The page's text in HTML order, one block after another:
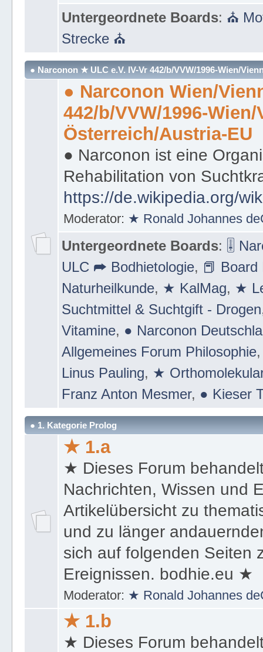
Untergeordnete Boards: ⛪
Strecke ⛪
● Narconon ★ ULC e.V. IV-Vr 442/b/VVW/1996-Wien/
● Narconon Wien/
442/b/VVW/1996-Wien/
Österreich/Austria-EU
● Narconon ist eine
Rehabilitation von
https://de.wikipedia.org/
Moderator: ★ Ronald Johannes
Untergeordnete Boards: 🎚
ULC ➦ Bodhietologie, 📕
Naturheilkunde, ★ KalMag, ★
Suchtmittel & Suchtgift - Drogen
Vitamine, ● Narconon
Allgemeines Forum Philosophie
Linus Pauling, ★
Franz Anton Mesmer, ● Kieser
● 1. Kategorie Prolog
★ 1.a
★ Dieses Forum
Nachrichten, Wissen und
Artikelübersicht zu
und zu länger
sich auf folgenden Seiten
Ereignissen. bodhie.eu ★
Moderator: ★ Ronald Johannes
★ 1.b
★ Dieses Forum